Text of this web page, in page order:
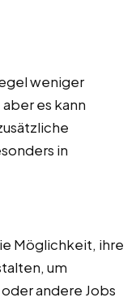
weniger
es kann
in
Möglichkeit, ihre
um
andere Jobs